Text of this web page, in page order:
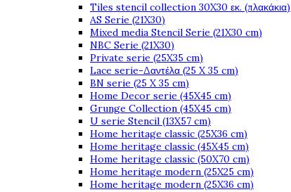
Tiles stencil collection 30X30 εκ. (πλακάκια)
AS Serie (21X30)
Mixed media Stencil Serie (21X30 cm)
NBC Serie (21X30)
Private serie (25X35 cm)
Lace serie-Δαντέλα (25 X 35 cm)
BN serie (25 X 35 cm)
Home Decor serie (45X45 cm)
Grunge Collection (45X45 cm)
U serie Stencil (13X57 cm)
Home heritage classic (25X36 cm)
Home heritage classic (45X45 cm)
Home heritage classic (50X70 cm)
Home heritage modern (25X25 cm)
Home heritage modern (25X36 cm)